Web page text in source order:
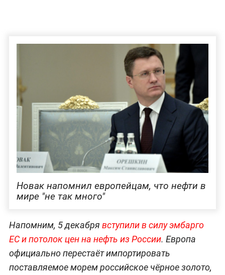
Новак напомнил европейцам, что нефти в
мире "не так много"
Напомним, 5 декабря вступили в силу эмбарго
ЕС и потолок цен на нефть из России. Европа
официально перестаёт импортировать
поставляемое морем российское чёрное золото,